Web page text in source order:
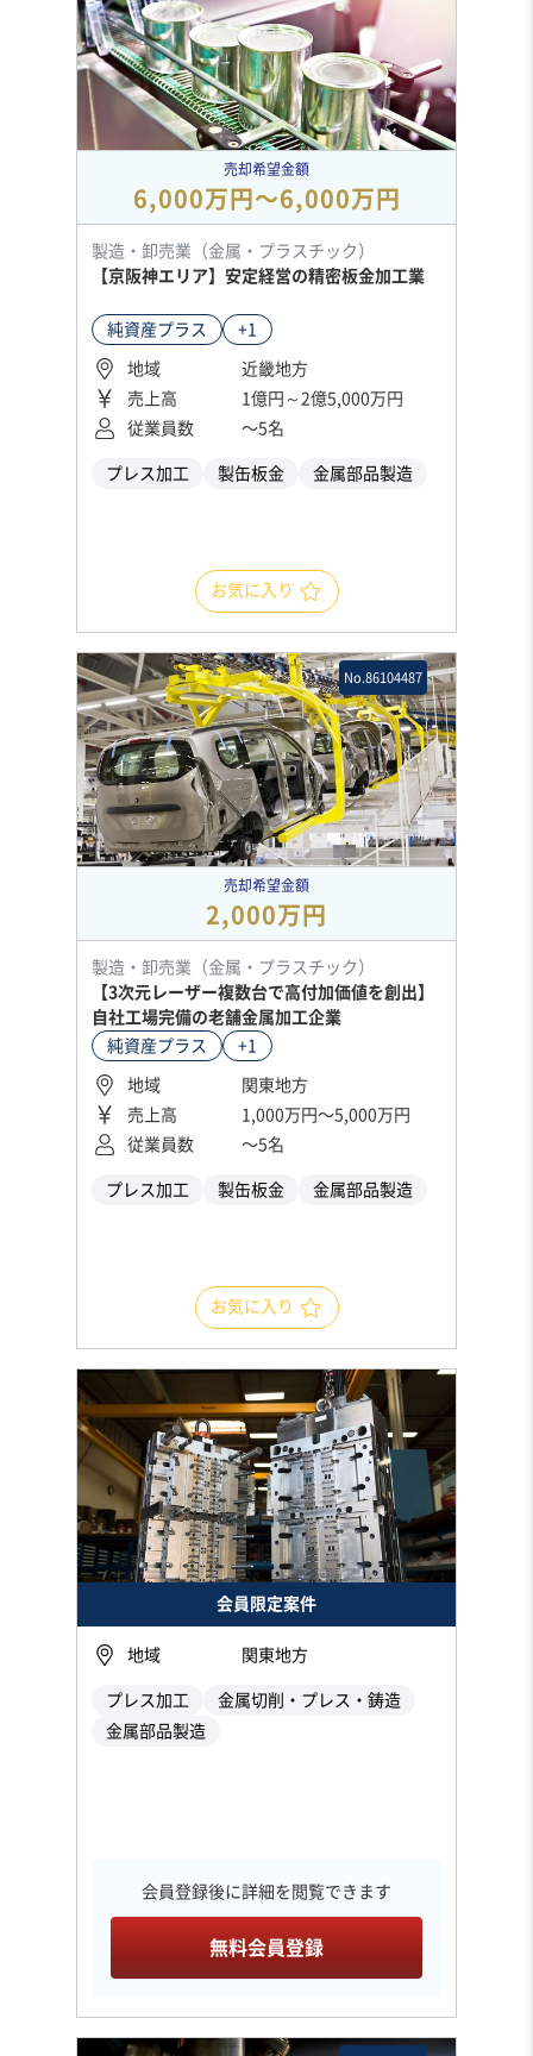
売却希望金額
6,000万円〜6,000万円
製造・卸売業（金属・プラスチック）
【京阪神エリア】安定経営の精密板金加工業
純資産プラス +1
地域
近畿地方
売上高
1億円～2億5,000万円
従業員数
〜5名
プレス加工 製缶板金 金属部品製造
お気に入り
No.86104487
売却希望金額
2,000万円
製造・卸売業（金属・プラスチック）
【3次元レーザー複数台で高付加価値を創出】
自社工場完備の老舗金属加工企業
純資産プラス
+1
地域
関東地方
売上高
1,000万円〜5,000万円
従業員数
〜5名
プレス加工 製缶板金 金属部品製造
お気に入り
会員限定案件
地域 関東地方
プレス加工
金属切削・プレス・鋳造
金属部品製造
会員登録後に詳細を閲覧できます
無料会員登録